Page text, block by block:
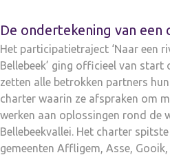
De ondertekening van een
Het participatietraject ‘Naar een
Bellebeek’ ging officieel van start
zetten alle betrokken partners
charter waarin ze afspraken om
werken aan oplossingen rond de
Bellebeekvallei. Het charter
gemeenten Affligem, Asse, Gooik,